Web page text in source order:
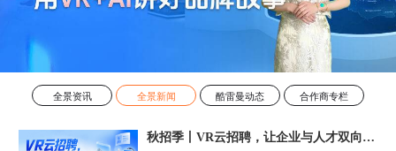
全景资讯 全景新闻 酷雷曼动态 合作商专栏
秋招季丨VR云招聘，让企业与人才双向奔赴！